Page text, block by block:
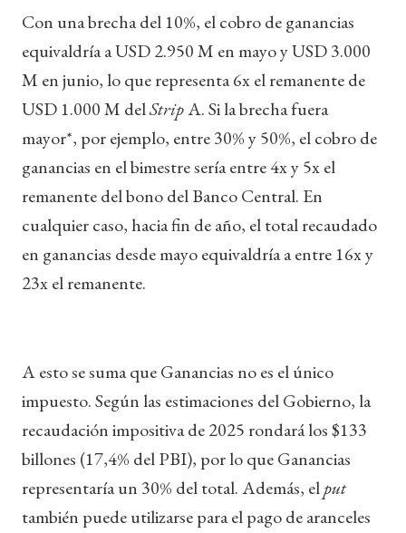
Con una brecha del 10%, el cobro de ganancias
equivaldría a USD 2.950 M en mayo y USD 3.000
M en junio, lo que representa 6x el remanente de
USD 1.000 M delStripA. Si la brecha fuera
mayor*, por ejemplo, entre 30% y 50%, el cobro de
ganancias en el bimestre sería entre 4x y 5x el
remanente del bono del Banco Central. En
cualquier caso, hacia fin de año, el total recaudado
en ganancias desde mayo equivaldría a entre 16x y
23x el remanente.
A esto se suma que Ganancias no es el único
impuesto. Según las estimaciones del Gobierno, la
recaudación impositiva de 2025 rondará los $133
billones (17,4% del PBI), por lo que Ganancias
representaría un 30% del total. Además, elput
también puede utilizarse para el pago de aranceles